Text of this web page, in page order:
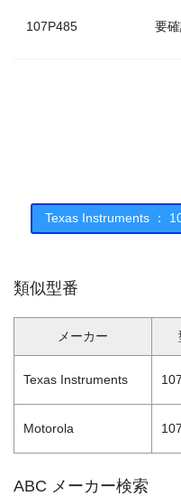
107P485 要
Texas Instruments ：
類似型番
メーカー
Texas Instruments
Motorola
ABC メーカー検索